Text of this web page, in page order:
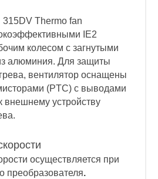
Thermo fan
IE2
колесом с загнутыми
алюминия. Для защиты
вентилятор оснащены
(PTC) с выводами
внешнему устройству
осуществляется при
преобразователя.